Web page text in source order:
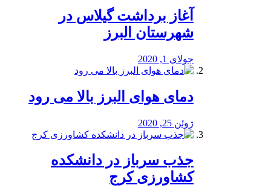
آغاز برداشت گیلاس در
شهرستان البرز
جولای 1, 2020
دمای هوای البرز بالا می رود
ژوئن 25, 2020
جذب سرباز در دانشکده
کشاورزی کرج